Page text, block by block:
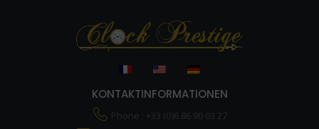
KONTAKTINFORMATIONEN
Phone : +33 (0)6 86 90 03 27